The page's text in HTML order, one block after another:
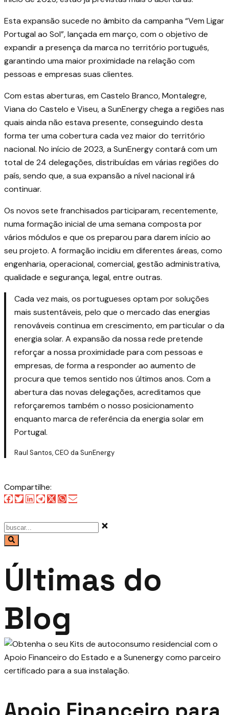
Esta expansão sucede no âmbito da campanha “Vem Ligar
Portugal ao Sol”, lançada em março, com o objetivo de
expandir a presença da marca no território português,
garantindo uma maior proximidade na relação com
pessoas e empresas suas clientes.
Com estas aberturas, em Castelo Branco, Montalegre,
Viana do Castelo e Viseu, a SunEnergy chega a regiões nas
quais ainda não estava presente, conseguindo desta
forma ter uma cobertura cada vez maior do território
nacional. No início de 2023, a SunEnergy contará com um
total de 24 delegações, distribuídas em várias regiões do
país, sendo que, a sua expansão a nível nacional irá
continuar.
Os novos sete franchisados participaram, recentemente,
numa formação inicial de uma semana composta por
vários módulos e que os preparou para darem início ao
seu projeto. A formação incidiu em diferentes áreas, como
engenharia, operacional, comercial, gestão administrativa,
qualidade e segurança, legal, entre outras.
Cada vez mais, os portugueses optam por soluções
mais sustentáveis, pelo que o mercado das energias
renováveis continua em crescimento, em particular o da
energia solar. A expansão da nossa rede pretende
reforçar a nossa proximidade para com pessoas e
empresas, de forma a responder ao aumento de
procura que temos sentido nos últimos anos. Com a
abertura das novas delegações, acreditamos que
reforçaremos também o nosso posicionamento
enquanto marca de referência da energia solar em
Portugal.
Raul Santos, CEO da SunEnergy
Compartilhe:
Últimas do
Blog